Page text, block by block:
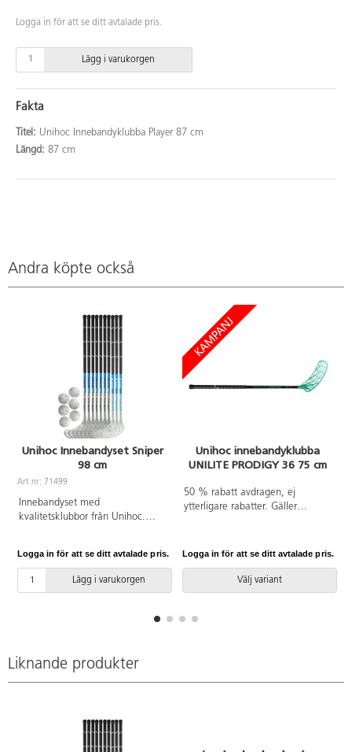
Logga in för att se ditt avtalade pris.
Lägg i varukorgen
Fakta
Titel: Unihoc Innebandyklubba Player 87 cm
Längd: 87 cm
Andra köpte också
Unihoc Innebandyset Sniper
98 cm
Art.nr: 71499
Innebandyset med
kvalitetsklubbor från Unihoc.
godkända bollar. Skaftlängd: 98
Logga in för att se ditt avtalade pris.
Lägg i varukorgen
Unihoc innebandyklubba
UNILITE PRODIGY 36 75 cm
50 % rabatt avdragen, ej
ytterligare rabatter. Gäller
Logga in för att se ditt avtalade pris.
Välj variant
Liknande produkter